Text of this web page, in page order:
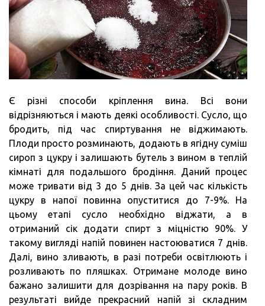
Є різні способи кріплення вина. Всі вони
відрізняються і мають деякі особливості. Сусло, що
бродить, під час спиртування не віджимають.
Плоди просто розминають, додають в ягідну суміш
сироп з цукру і залишають бутель з вином в теплій
кімнаті для подальшого бродіння. Даний процес
може тривати від 3 до 5 днів. За цей час кількість
цукру в напої повинна опуститися до 7-9%. На
цьому етапі сусло необхідно віджати, а в
отриманий сік додати спирт з міцністю 90%. У
такому вигляді напій повинен настоюватися 7 днів.
Далі, вино зливають, в разі потреби освітлюють і
розливають по пляшках. Отримане молоде вино
бажано залишити для дозрівання на пару років. В
результаті вийде прекрасний напій зі складним